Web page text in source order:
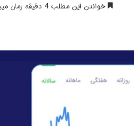
خواندن این مطلب 4 دقیقه زمان میبرد